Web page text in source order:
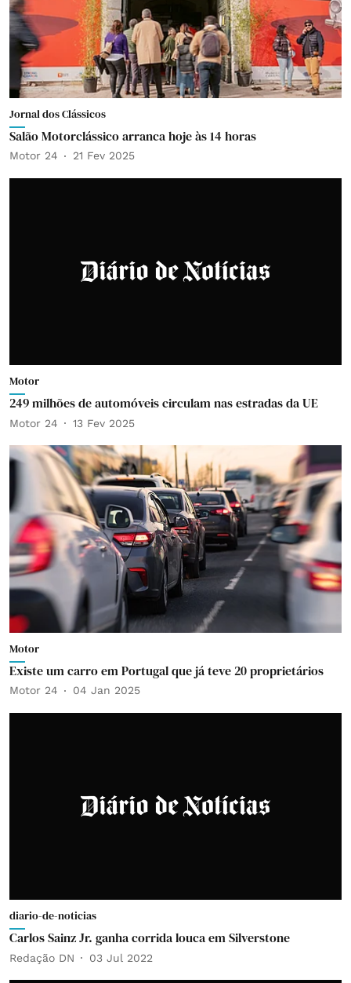
Jornal dos Clássicos
Salão Motorclássico arranca hoje às 14 horas
Motor 24 21 Fev 2025
Motor
249 milhões de automóveis circulam nas estradas da UE
Motor 24 13 Fev 2025
Motor
Existe um carro em Portugal que já teve 20 proprietários
Motor 24 04 Jan 2025
diario-de-noticias
Carlos Sainz Jr. ganha corrida louca em Silverstone
Redação DN 03 Jul 2022